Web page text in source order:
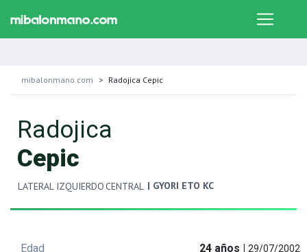
mibalonmano.com Radojica Cepic
Radojica
Cepic
LATERAL IZQUIERDOCENTRAL | GYORI ETO KC
Edad 24 años |29/07/2002